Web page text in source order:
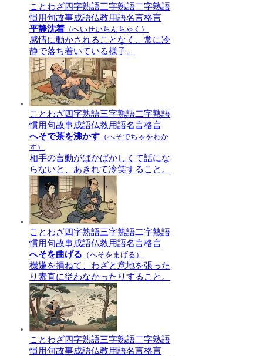
ことわざ四字熟語三字熟語二字熟語
慣用句故事成語仏教用語名言格言
平静沈着 （へいせいちんちゃく）
感情に動かされることなく、常に冷
静で落ち着いている様子。
ことわざ四字熟語三字熟語二字熟語
慣用句故事成語仏教用語名言格言
へそで茶を沸かす （へそでちゃをわか
す）
相手の言動がばかばかしくて話にな
らないと、あきれて冷笑すること。
ことわざ四字熟語三字熟語二字熟語
慣用句故事成語仏教用語名言格言
へそを曲げる （へそをまげる）
機嫌を損ねて、わざと意地を張った
り素直に従わなかったりすること。
ことわざ四字熟語三字熟語二字熟語
慣用句故事成語仏教用語名言格言